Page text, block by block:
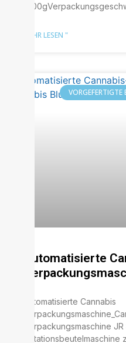
MEHR LESEN "
Automatisierte
Automatisierte Cannabis
Verpackungsmaschine